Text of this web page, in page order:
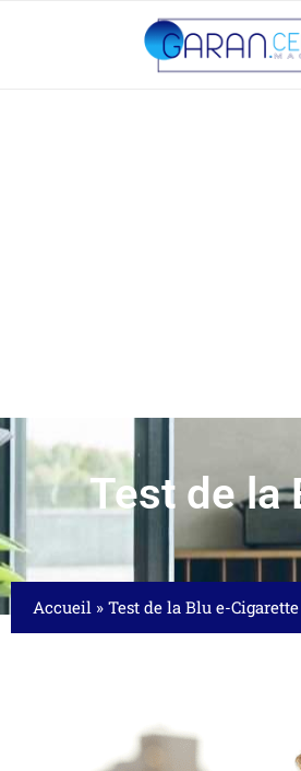
Test de la
Accueil » Test de la Blu e-